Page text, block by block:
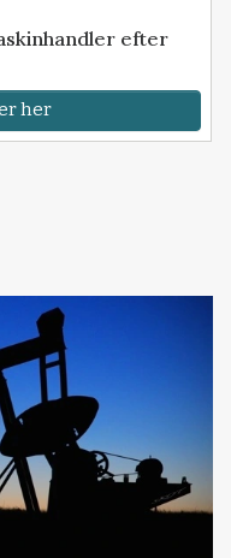
efter
her